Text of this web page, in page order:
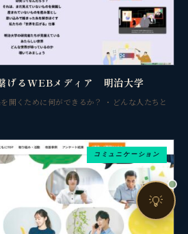
げるWEBメディア 明治大学
開くために何ができるか？ ・どんな人たちと
コミュニケーション
💡
したい
って？
は？
お問い合わせ